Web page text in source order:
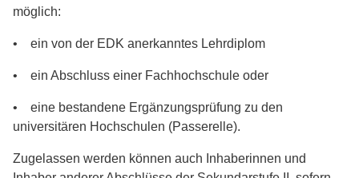
möglich:
• ein von der EDK anerkanntes Lehrdiplom
• ein Abschluss einer Fachhochschule oder
• eine bestandene Ergänzungsprüfung zu den
universitären Hochschulen (Passerelle).
Zugelassen werden können auch Inhaberinnen und